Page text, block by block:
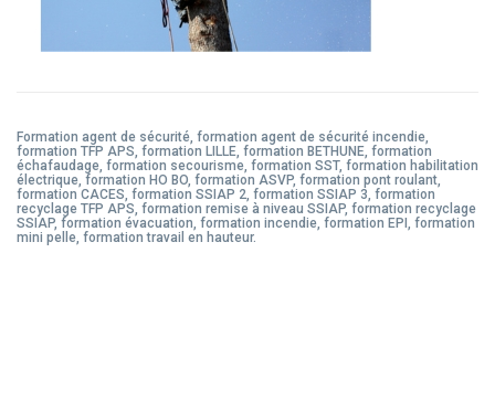
Formation agent de sécurité, formation agent de sécurité incendie,
formation TFP APS, formation LILLE, formation BETHUNE, formation
échafaudage, formation secourisme, formation SST, formation habilitation
électrique, formation HO BO, formation ASVP, formation pont roulant,
formation CACES, formation SSIAP 2, formation SSIAP 3, formation
recyclage TFP APS, formation remise à niveau SSIAP, formation recyclage
SSIAP, formation évacuation, formation incendie, formation EPI, formation
mini pelle, formation travail en hauteur.